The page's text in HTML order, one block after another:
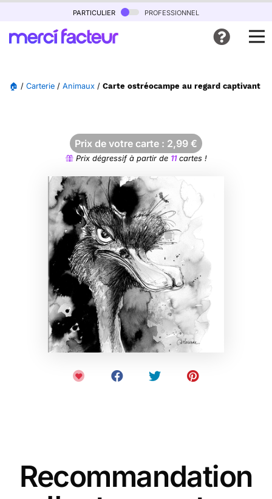
particulier professionnel
🏠 / Carterie / Animaux / Carte ostréocampe au regard captivant
Prix de votre carte : 2,99 €
Prix dégressif à partir de 11cartes !
Recommandation